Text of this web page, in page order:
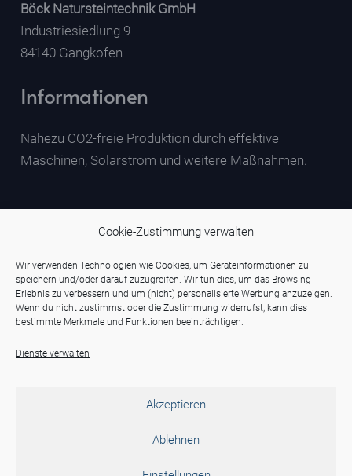
Cookie-Zustimmung verwalten
Wir verwenden Technologien wie Cookies, um Geräteinformationen zu
speichern und/oder darauf zuzugreifen. Wir tun dies, um das Browsing-
Erlebnis zu verbessern und um (nicht) personalisierte Werbung anzuzeigen.
Wenn du nicht zustimmst oder die Zustimmung widerrufst, kann dies
bestimmte Merkmale und Funktionen beeinträchtigen.
Dienste verwalten
Akzeptieren
Ablehnen
Böck Natursteintechnik GmbH
Industriesiedlung 9
84140 Gangkofen
Informationen
Nahezu CO2-freie Produktion durch effektive
Maschinen, Solarstrom und weitere Maßnahmen.